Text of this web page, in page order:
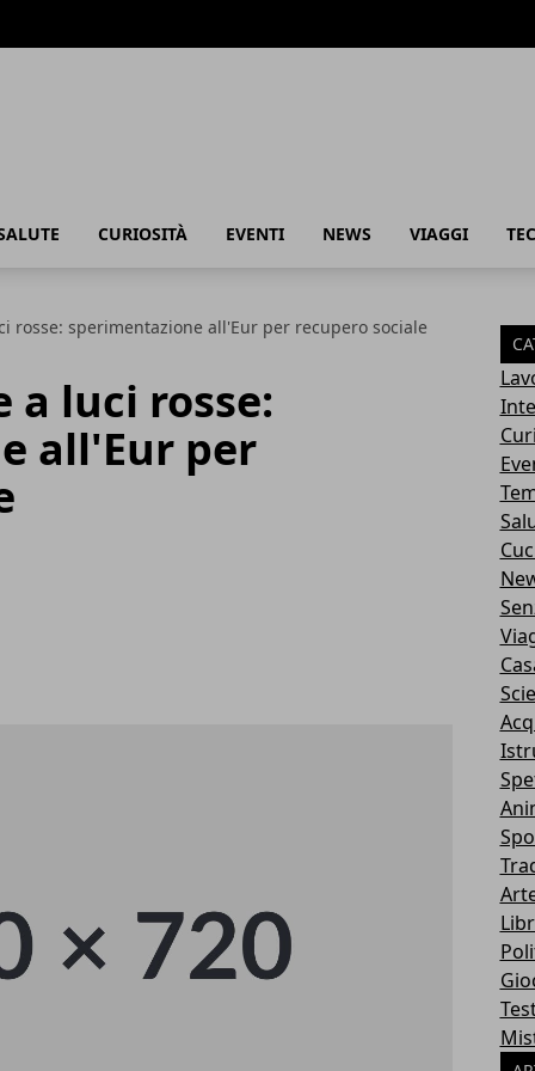
CURIOSITÀ EVENTI NEWS VIAGGI
rosse: sperimentazione all'Eur per recupero sociale
a luci rosse:
all'Eur per